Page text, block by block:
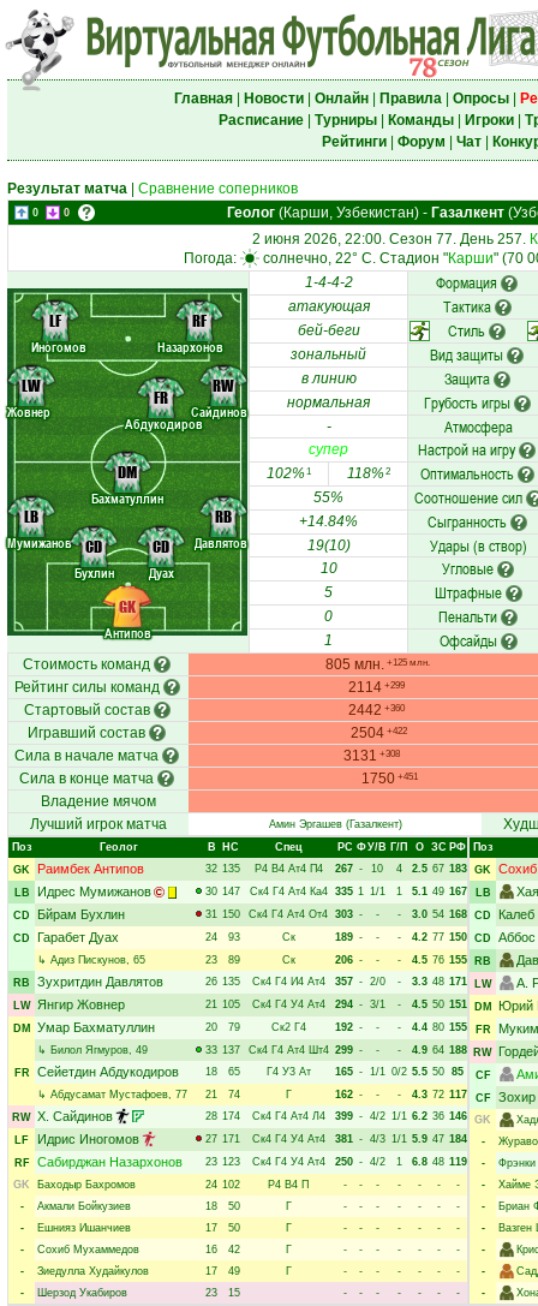
Главная| Новости| Онлайн| Правила| Опросы|
Расписание| Турниры| Команды| Игроки|
Рейтинги| Форум Чат|
Результат матча Сравнение соперников
0 0 Геолог (Карши, Узбекистан) - Газалкент
2 июня 2026, 22:00. Сезон 77. День 257.
Погода:
солнечно, 22° C. Стадион "Карши" (70
Антипов
Мумижанов
Бухлин
Дуах
Давлятов
Жовнер
Бахматуллин
Абдукодиров
Сайдинов
Иногомов Назархонов
GK
LB
CD
CD
RB
LW
DM
FR
RW
LF RF
1-4-4-2 Формация
атакующая Тактика
бей-беги Стиль
зональный Вид защиты
в линию Защита
нормальная Грубость игры
- Атмосфера
супер Настрой на игру
102%1 118%2 Оптимальность
55% Соотношение сил
+14.84% Сыгранность
19(10) Удары (в створ)
10 Угловые
5 Штрафные
0 Пенальти
1 Офсайды
Стоимость команд 805 млн. +125 млн.
Рейтинг силы команд 2114 +299
Стартовый состав 2442 +360
Игравший состав 2504 +422
Сила в начале матча 3131 +308
Сила в конце матча 1750 +451
Владение мячом
Лучший игрок матча
Амин Эргашев(Газалкент)
Поз Геолог В НC Спец РC ФУ/В Г/П О ЗС РФ
GK
Раимбек Антипов 32 135 Р4 В4 Ат4 П4 267 - 10 4 2.5 67 183
LB
Идрес Мумижанов 30 147 Ск4 Г4 Ат4 Ка4 335 1 1/1 1 5.1 49 167
CD
Бйрам Бухлин 31 150 Ск4 Г4 Ат4 От4 303 - - - 3.0 54 168
CD
Гарабет Дуах 24 93 Ск 189 - - - 4.2 77 150
↳ Адиз Пискунов, 65 23 89 Ск 206 - - - 4.5 76 155
RB
Зухритдин Давлятов 26 135 Ск4 Г4 И4 Ат4 357 - 2/0 - 3.3 48 171
LW
Янгир Жовнер 21 105 Ск4 Г4 У4 Ат4 294 - 3/1 - 4.5 50 151
DM
Умар Бахматуллин 20 79 Ск2 Г4 192 - - - 4.4 80 155
↳ Билол Ягмуров, 49 33 137 Ск4 Г4 Ат4 Шт4 299 - - - 4.9 64 188
FR
Сейетдин Абдукодиров 18 65 Г4 У3 Ат 165 - 1/1 0/2 5.5 50 85
↳ Абдусамат Мустафоев, 77 21 74 Г 162 - - - 4.3 72 117
RW Х. Сайдинов 28 174 Ск4 Г4 Ат4 Л4 399 - 4/2 1/1 6.2 36 146
LF
Идрис Иногомов 27 171 Ск4 Г4 У4 Ат4 381 - 4/3 1/1 5.9 47 184
RF
Сабирджан Назархонов 23 123 Ск4 Г4 У4 Ат4 250 - 4/2 1 6.8 48 119
GK
Баходыр Бахромов 24 102 Р4 В4 П - - - - - -
-
-
Акмали Бойкузиев 18 50 Г - - - - - -
-
-
Ешнияз Ишанчиев 17 50 Г - - - - - -
-
-
Сохиб Мухаммедов 16 42 Г - - - - - -
-
-
Зиедулла Худайкулов 17 49 Г - - - - - -
-
-
Шерзод Укабиров 23 15 - - - - - - -
Поз
GK
LB
CD Калеб
CD Аббос
RB
LW А.
DM Юрий
FR
RW
CF
CF Зохир
GK
-
-
Фрэнки
-
Хайме
-
Бриан
-
Вазген
-
-
-